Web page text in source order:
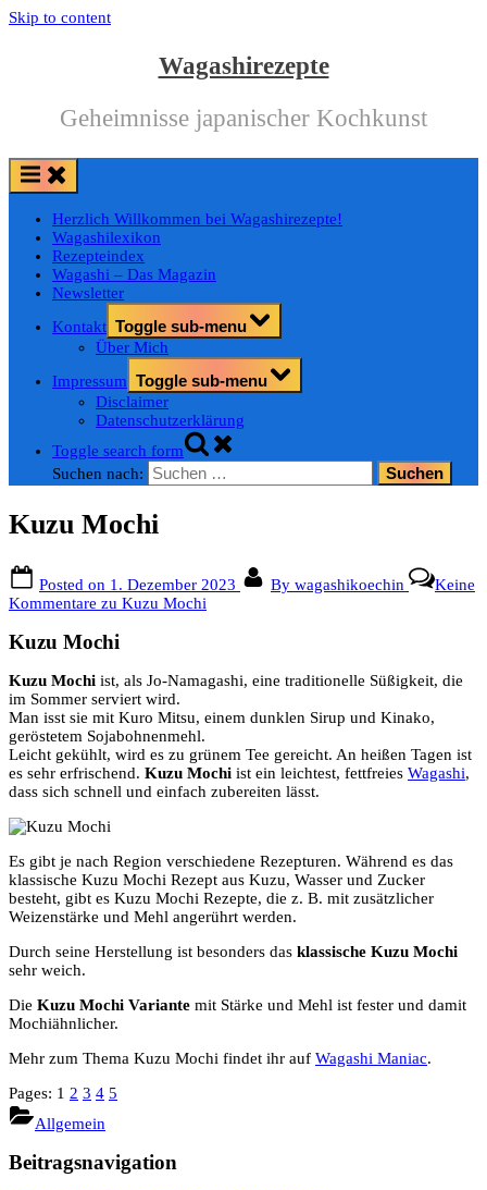
Skip to content
Wagashirezepte
Geheimnisse japanischer Kochkunst
Herzlich Willkommen bei Wagashirezepte!
Wagashilexikon
Rezepteindex
Wagashi – Das Magazin
Newsletter
Kontakt Toggle sub-menu
Über Mich
Impressum Toggle sub-menu
Disclaimer
Datenschutzerklärung
Toggle search form
Suchen nach:
Kuzu Mochi
Posted on 1. Dezember 2023 By wagashikoechin
Keine
Kommentare zu Kuzu Mochi
Kuzu Mochi
Kuzu Mochi ist, als Jo-Namagashi, eine traditionelle Süßigkeit, die
im Sommer serviert wird.
Man isst sie mit Kuro Mitsu, einem dunklen Sirup und Kinako,
geröstetem Sojabohnenmehl.
Leicht gekühlt, wird es zu grünem Tee gereicht. An heißen Tagen ist
es sehr erfrischend. Kuzu Mochi ist ein leichtest, fettfreies Wagashi,
dass sich schnell und einfach zubereiten lässt.
Es gibt je nach Region verschiedene Rezepturen. Während es das
klassische Kuzu Mochi Rezept aus Kuzu, Wasser und Zucker
besteht, gibt es Kuzu Mochi Rezepte, die z. B. mit zusätzlicher
Weizenstärke und Mehl angerührt werden.
Durch seine Herstellung ist besonders das klassische Kuzu Mochi
sehr weich.
Die Kuzu Mochi Variante mit Stärke und Mehl ist fester und damit
Mochiähnlicher.
Mehr zum Thema Kuzu Mochi findet ihr auf Wagashi Maniac.
Pages: 1 2 3 4 5
Allgemein
Beitragsnavigation